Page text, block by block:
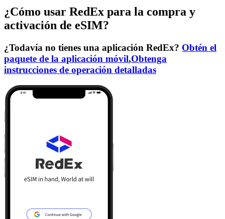
¿Cómo usar RedEx para la compra y
activación de eSIM?
¿Todavía no tienes una aplicación RedEx? Obtén el
paquete de la aplicación móvil,Obtenga
instrucciones de operación detalladas